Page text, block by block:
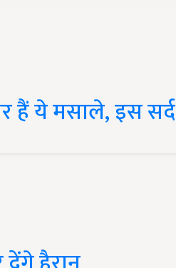
ये मसाले, इस सर्द
हैरान